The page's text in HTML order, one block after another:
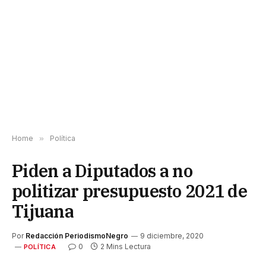
Home » Política
Piden a Diputados a no
politizar presupuesto 2021 de
Tijuana
Por Redacción PeriodismoNegro 9 diciembre, 2020
POLÍTICA 0 2 Mins Lectura